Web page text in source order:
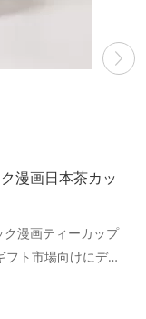
漫画日本茶カッ
漫画ティーカップ
ト市場向けにデザ